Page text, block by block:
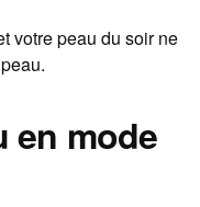
votre peau du soir ne
en mode